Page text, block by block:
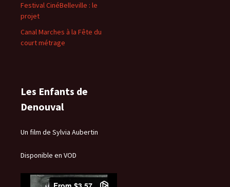
Festival CinéBelleville : le
projet
Canal Marches à la Fête du
court métrage
Les Enfants de
Denouval
Un film de Sylvia Aubertin
Disponible en VOD